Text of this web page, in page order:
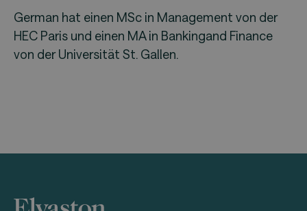
German hat einen MSc in Management von der
HEC Paris und einen MA in Bankingand Finance
von der Universität St. Gallen.